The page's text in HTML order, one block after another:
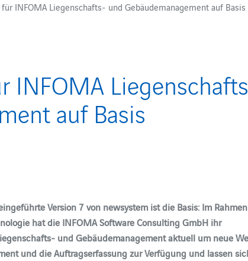
INFOMA Liegenschafts- und Gebäudemanagement auf
INFOMA
auf Basis
Version 7 von newsystem ist die Basis: Im Rahmen
hat die INFOMA Software Consulting GmbH ihr
und Gebäudemanagement aktuell um neue
und die Auftragserfassung zur Verfügung und lassen